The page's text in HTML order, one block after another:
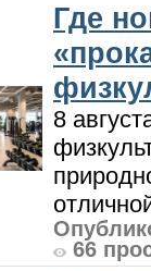
Где
8
66